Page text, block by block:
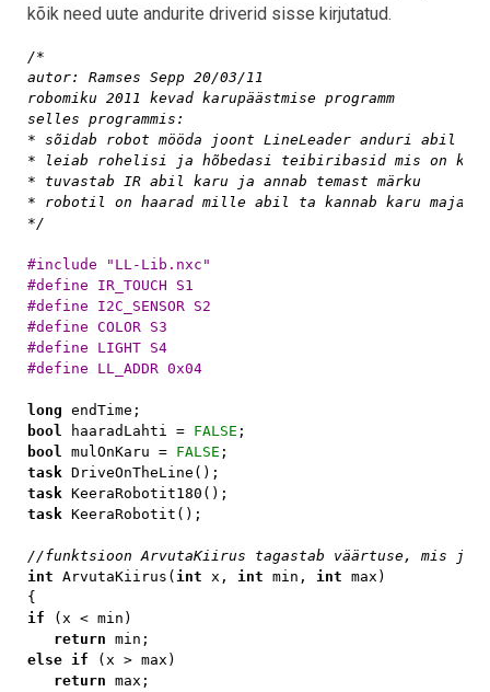
kõik need uute andurite driverid sisse kirjutatud.
/*
autor: Ramses Sepp 20/03/11
robomiku 2011 kevad karupäästmise programm
selles programmis:
* sõidab robot mööda joont LineLeader anduri abil
* leiab rohelisi ja hõbedasi teibiribasid mis on
* tuvastab IR abil karu ja annab temast märku
* robotil on haarad mille abil ta kannab karu
*/
#include "LL-Lib.nxc"
#define IR_TOUCH S1
#define I2C_SENSOR S2
#define COLOR S3
#define LIGHT S4
#define LL_ADDR 0x04
long
bool
haaradLahti = FALSE
bool mulOnKaru = FALSE
task
task
task KeeraRobotit();
int ArvutaKiirus( int x, int min, int max)
if
(x < min)
return
else if
(x > max)
return